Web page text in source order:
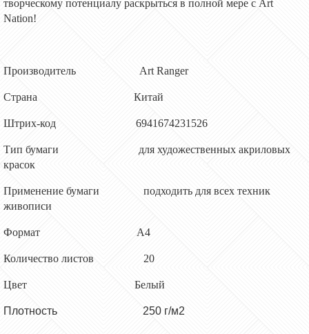
творческому потенциалу раскрыться в полной мере с Art
Nation!
Производитель Art Ranger
Страна Китай
Штрих-код 6941674231526
Тип бумаги для художественных акриловых
красок
Применение бумаги подходить для всех техник
живописи
Формат А4
Количество листов 20
Цвет Белый
Плотность 250 г/м2